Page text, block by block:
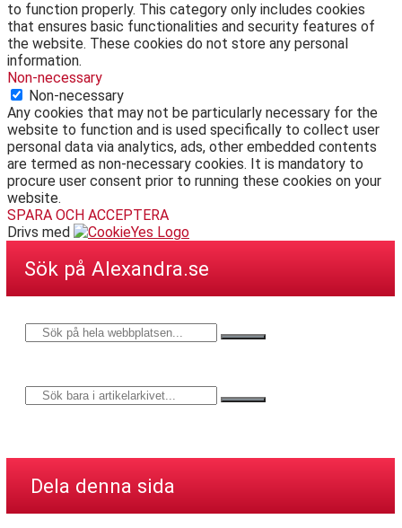
to function properly. This category only includes cookies
that ensures basic functionalities and security features of
the website. These cookies do not store any personal
information.
Non-necessary
Non-necessary
Any cookies that may not be particularly necessary for the
website to function and is used specifically to collect user
personal data via analytics, ads, other embedded contents
are termed as non-necessary cookies. It is mandatory to
procure user consent prior to running these cookies on your
website.
SPARA OCH ACCEPTERA
Drivs med
Sök på Alexandra.se
Dela denna sida